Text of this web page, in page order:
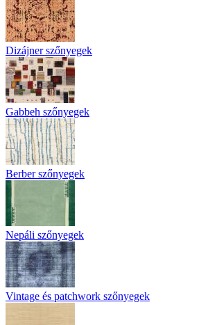
Dizájner szőnyegek
Gabbeh szőnyegek
Berber szőnyegek
Nepáli szőnyegek
Vintage és patchwork szőnyegek